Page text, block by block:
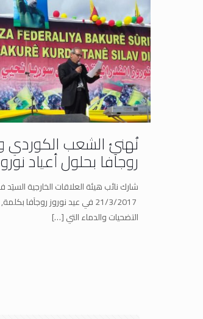
نُهنئ الشعب
روجآفا بحلول أعياد
شارك نائب هيئة العلاقات الخارجية السيَد
21/3/2017 في عيد نوروز روجآفا
التضحيات والدماء التي[…]